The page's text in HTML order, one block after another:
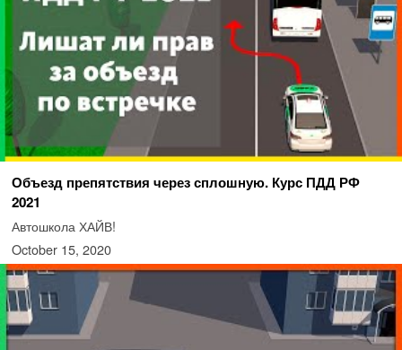
Объезд препятствия через сплошную. Курс ПДД РФ
2021
Автошкола ХАЙВ!
October 15, 2020